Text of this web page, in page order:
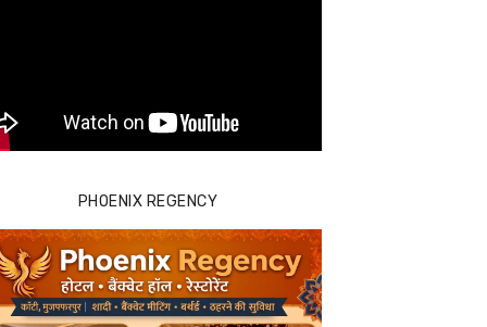
PHOENIX REGENCY